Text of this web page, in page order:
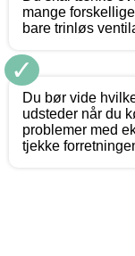
mange
bare trinløs
✓
Du bør vide
udsteder når du
problemer med
tjekke